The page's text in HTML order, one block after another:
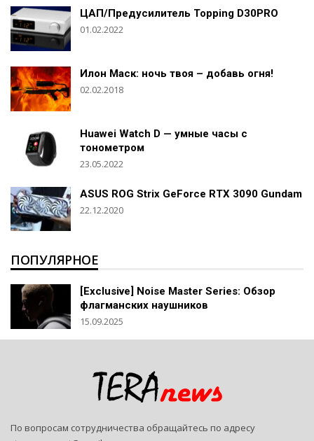
ЦАП/Предусилитель Topping D30PRO
01.02.2022
Илон Маск: ночь твоя – добавь огня!
02.02.2018
Huawei Watch D — умные часы с
тонометром
23.05.2022
ASUS ROG Strix GeForce RTX 3090 Gundam
22.12.2020
ПОПУЛЯРНОЕ
[Exclusive] Noise Master Series: Обзор
флагманских наушников
15.09.2025
По вопросам сотрудничества обращайтесь по адресу